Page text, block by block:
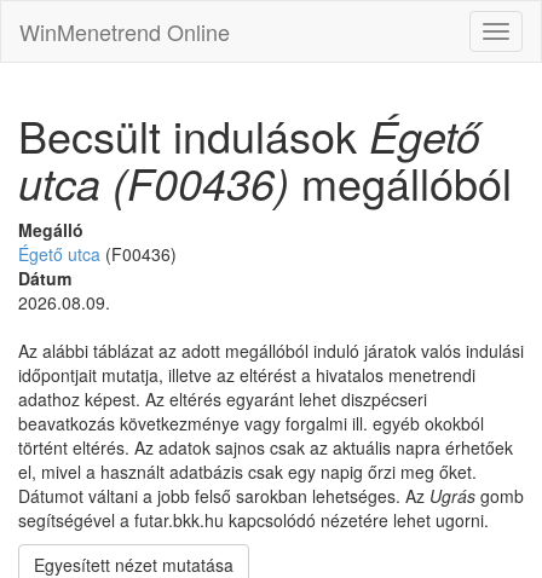
WinMenetrend Online
Becsült indulások Égető
utca (F00436) megállóból
Megálló
Égető utca (F00436)
Dátum
2026.08.09.
Az alábbi táblázat az adott megállóból induló járatok valós indulási
időpontjait mutatja, illetve az eltérést a hivatalos menetrendi
adathoz képest. Az eltérés egyaránt lehet diszpécseri
beavatkozás következménye vagy forgalmi ill. egyéb okokból
történt eltérés. Az adatok sajnos csak az aktuális napra érhetőek
el, mivel a használt adatbázis csak egy napig őrzi meg őket.
Dátumot váltani a jobb felső sarokban lehetséges. Az Ugrás gomb
segítségével a futar.bkk.hu kapcsolódó nézetére lehet ugorni.
Egyesített nézet mutatása